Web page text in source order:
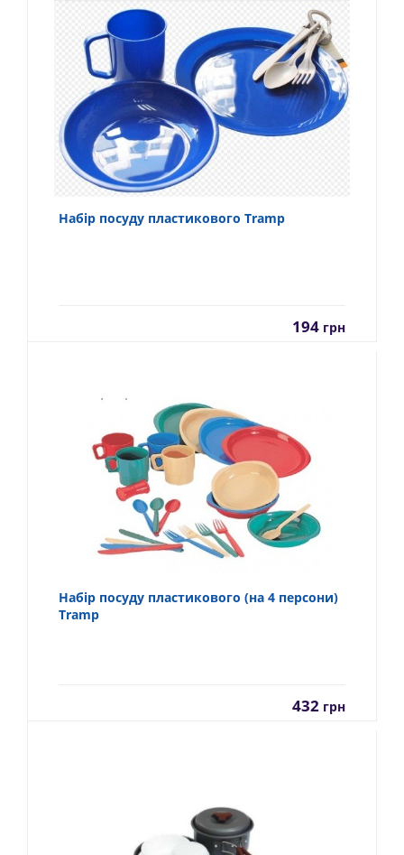
Набір посуду пластикового Tramp
194 грн
Набір посуду пластикового (на 4 персони)
Tramp
432 грн